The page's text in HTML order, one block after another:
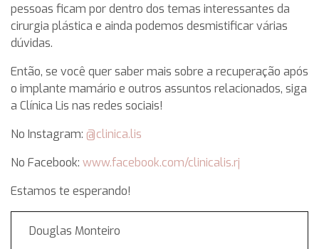
pessoas ficam por dentro dos temas interessantes da
cirurgia plástica e ainda podemos desmistificar várias
dúvidas.
Então, se você quer saber mais sobre a recuperação após
o implante mamário e outros assuntos relacionados, siga
a Clínica Lis nas redes sociais!
No Instagram: @clinica.lis
No Facebook: www.facebook.com/clinicalis.rj
Estamos te esperando!
Douglas Monteiro